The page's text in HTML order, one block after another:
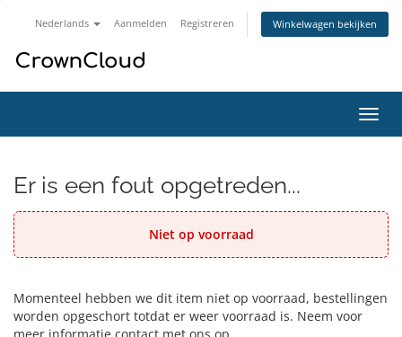
Nederlands Aanmelden Registreren Winkelwagen bekijken
in-/
Er is een fout opgetreden...
Niet op voorraad
Momenteel hebben we dit item niet op voorraad, bestellingen
worden opgeschort totdat er weer voorraad is. Neem voor